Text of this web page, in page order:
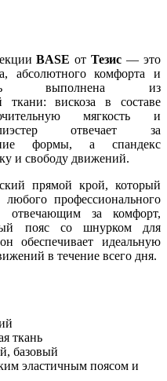
BASE отТезис — это
абсолютного комфорта и
выполнена из
ткани: вискоза в составе
мягкость и
отвечает за
формы, а спандекс
и свободу движений.
прямой крой, который
профессионального
отвечающим за комфорт,
пояс со шнурком для
обеспечивает идеальную
в течение всего дня.
ткань
базовый
эластичным поясом и